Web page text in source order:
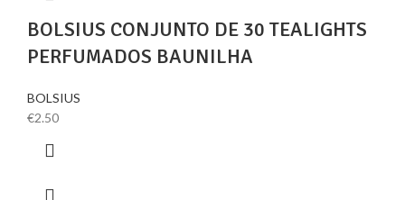
BOLSIUS CONJUNTO DE 30 TEALIGHTS
PERFUMADOS BAUNILHA
BOLSIUS
€2.50